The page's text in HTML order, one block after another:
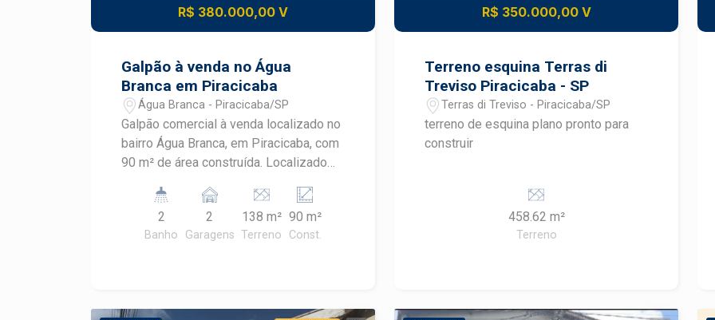
perfeito para quem busca estabelecer
regiões mais valorizadas de Piracicaba.
R$ 380.000,00 V
Galpão à venda no Água
Branca em Piracicaba
Água Branca - Piracicaba/SP
Galpão comercial à venda localizado no
bairro Água Branca, em Piracicaba, com
90 m² de área construída. Localizado
oferece excelente visibilidade para
empresas que buscam fortalecer sua
presença comercial, unindo praticidade,
IMÓVEL - Galpão em alvenaria - Frente
2
Banho
2
Garagens
138 m²
Terreno
90 m²
Const.
R$ 350.000,00 V
Terreno esquina Terras di
Treviso Piracicaba - SP
Terras di Treviso - Piracicaba/SP
terreno de esquina plano pronto para
construir
458.62 m²
Terreno